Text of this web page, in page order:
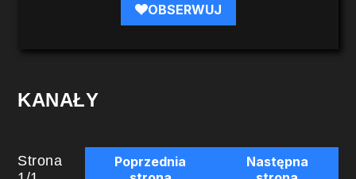
OBSERWUJ
KANAŁY
Strona
Poprzednia
Następna